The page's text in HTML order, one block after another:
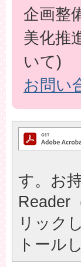
企画整
美化推
いて)
お問い
す。お
Reader
リック
トール